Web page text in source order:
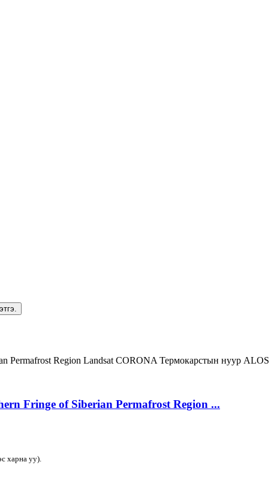
Permafrost Region Landsat CORONA Термокарстын нуур ALOS
Fringe of Siberian Permafrost Region ...
харна уу).